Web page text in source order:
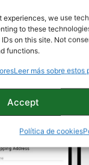
experiences, we use
to these
IDs on this site. Not
functions.
Leer más sobre estos
Accept
Política de cookies